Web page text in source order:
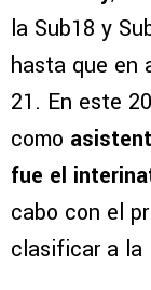
la Sub18 y
hasta que en
21. En este
como
fue el
cabo con el
clasificar a la